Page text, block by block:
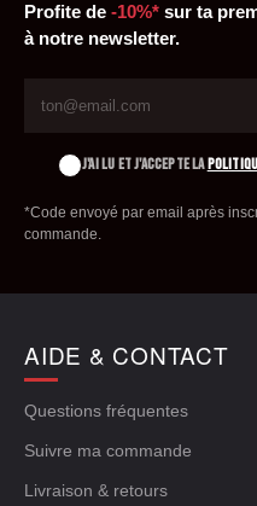
Profite de -10%* sur ta
à notre newsletter.
J'AI LU ET J'ACCEPTE LA
*Code envoyé par email après
commande.
AIDE & CONTACT
Questions fréquentes
Suivre ma commande
Livraison & retours